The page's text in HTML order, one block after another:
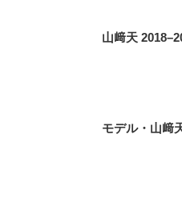
山﨑天
モデル・山﨑